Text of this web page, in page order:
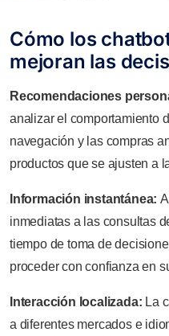
Cómo los
mejoran las
Recomendaciones
analizar el comportamiento
navegación y las compras
productos que se ajusten a
Información instantánea:
inmediatas a las consultas
tiempo de toma de
proceder con confianza en
Interacción localizada: La
a diferentes mercados e